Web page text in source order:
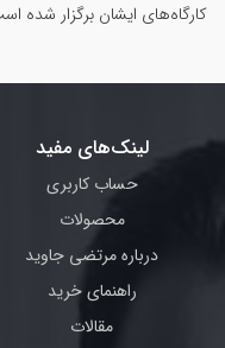
کارگاه‌های ایشان برگزار شده
لینک‌های مفید
حساب کاربری
محصولات
درباره مرتضی جاوید
راهنمای خرید
مقالات